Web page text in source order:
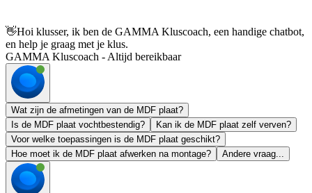
👋Hoi klusser, ik ben de GAMMA Kluscoach, een handige chatbot,
en help je graag met je klus.
GAMMA Kluscoach - Altijd bereikbaar
Wat zijn de afmetingen van de MDF plaat?
Is de MDF plaat vochtbestendig?
Kan ik de MDF plaat zelf verven?
Voor welke toepassingen is de MDF plaat geschikt?
Hoe moet ik de MDF plaat afwerken na montage?
Andere vraag...